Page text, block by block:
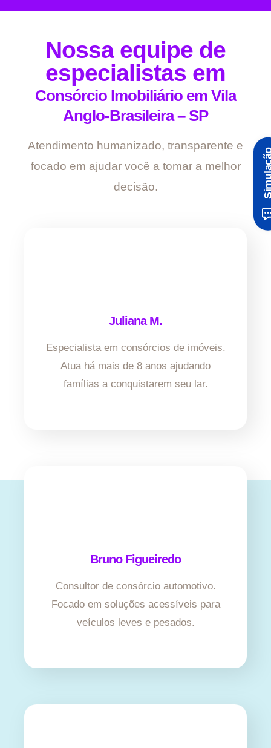
Nossa equipe de
especialistas em
Consórcio Imobiliário em Vila
Anglo-Brasileira – SP
Atendimento humanizado, transparente e
focado em ajudar você a tomar a melhor
decisão.
Juliana M.
Especialista em consórcios de imóveis.
Atua há mais de 8 anos ajudando
famílias a conquistarem seu lar.
Bruno Figueiredo
Consultor de consórcio automotivo.
Focado em soluções acessíveis para
veículos leves e pesados.